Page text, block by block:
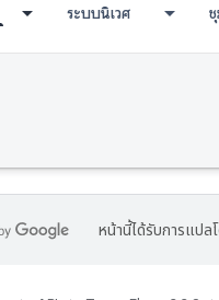
ระบบนิเวศ
หน้านี้ได้รับการแปล